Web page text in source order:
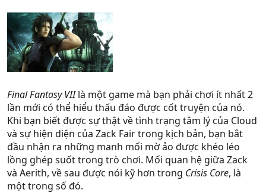
t
e
r
Final Fantasy VIIlà một game mà bạn phải chơi ít nhất 2
lần mới có thể hiểu thấu đáo được cốt truyện của nó.
Khi bạn biết được sự thật về tình trạng tâm lý của Cloud
và sự hiện diện của Zack Fair trong kịch bản, bạn bắt
đầu nhận ra những manh mối mờ ảo được khéo léo
lồng ghép suốt trong trò chơi. Mối quan hệ giữa Zack
và Aerith, về sau được nói kỹ hơn trong Crisis Core, là
một trong số đó.